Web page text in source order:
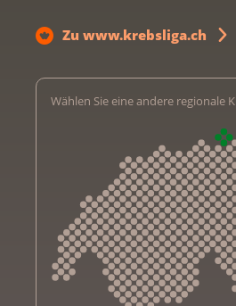
Zu www.krebsliga.ch
Wählen Sie eine andere regionale